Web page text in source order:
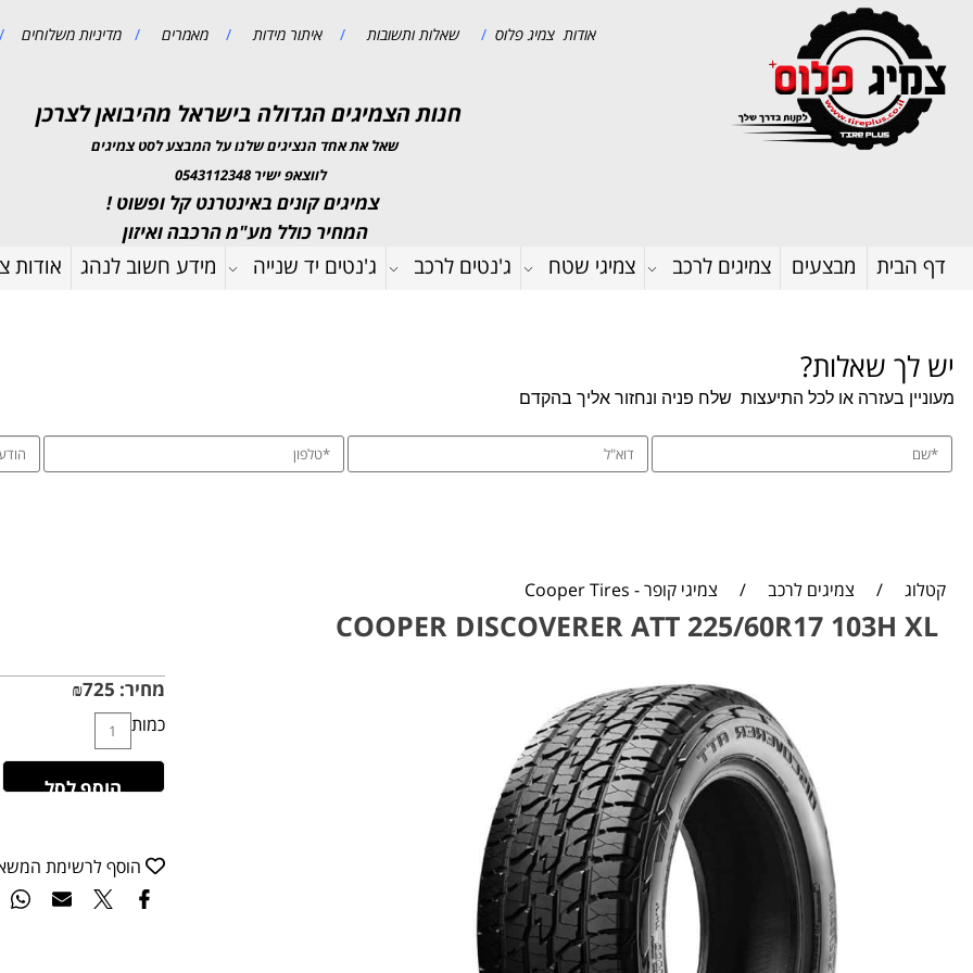
אודות צמיג פלוס/ שאלות ותשובות / איתור מידות / מאמרים / מדיניות משלוחים
חנות הצמיגים הגדולה בישראל מהיבואן לצרכן
שאל את אחד הנציגים שלנו על המבצע לסט צמיגים
לווצאפ ישיר 0543112348
צמיגים קונים באינטרנט קל ופשוט !
המחיר כולל מע"מ הרכבה ואיזון
דף הבית מבצעים צמיגים לרכב צמיגי שטח ג'נטים לרכב ג'נטים יד שנייה מידע חשוב לנהג אודות
יש לך שאלות?
מעוניין בעזרה או לכל התיעצות שלח פניה ונחזור אליך בהקדם
קטלוג / צמיגים לרכב / צמיגי קופר - Cooper Tires
COOPER DISCOVERER ATT 225/60R17 103H XL
מחיר: ₪725
כמות
הוסף לסל
הוסף לרשימת